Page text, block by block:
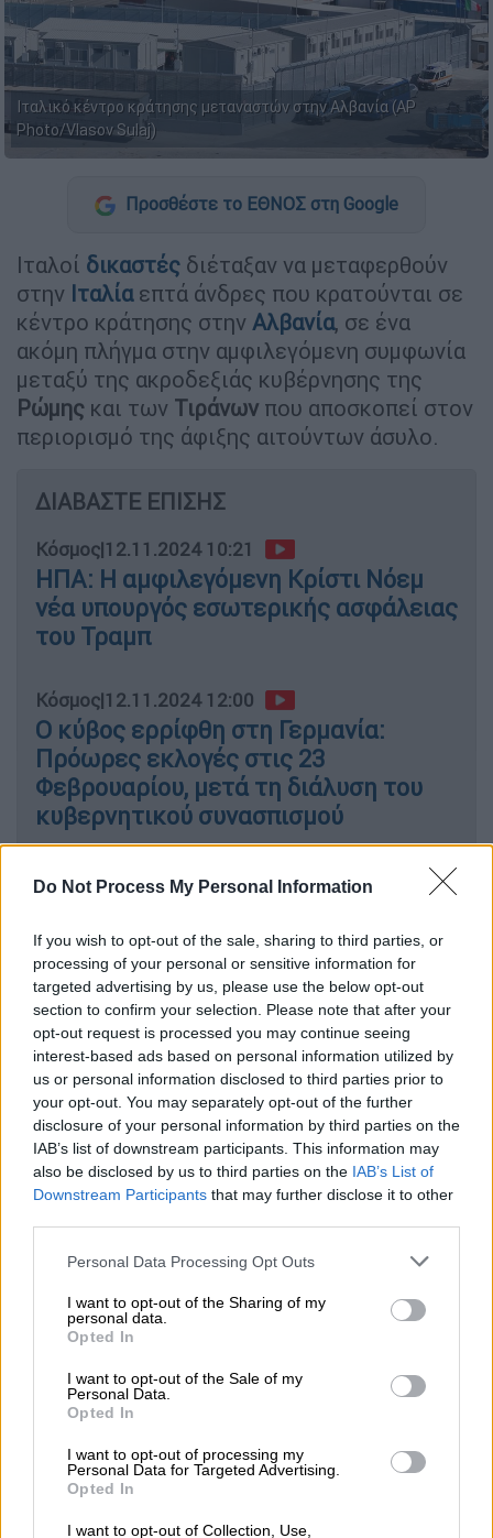
Do Not Process My Personal Information
If you wish to opt-out of the sale, sharing to third parties, or
processing of your personal or sensitive information for
targeted advertising by us, please use the below opt-out
section to confirm your selection. Please note that after your
opt-out request is processed you may continue seeing
interest-based ads based on personal information utilized by
us or personal information disclosed to third parties prior to
your opt-out. You may separately opt-out of the further
disclosure of your personal information by third parties on the
IAB’s list of downstream participants. This information may
also be disclosed by us to third parties on the IAB’s List of
Downstream Participants that may further disclose it to other
Please note that this website/app uses one or more Google
not limited to your visit or usage behaviour. You may click to
grant or deny consent to Google and its third-party tags to
use your data for below specified purposes in below Google
consent section.
Personal Data Processing Opt Outs
I want to opt-out of the Sharing of my
personal data.
Opted In
I want to opt-out of the Sale of my
Personal Data.
Opted In
I want to opt-out of processing my
Personal Data for Targeted Advertising.
Opted In
I want to opt-out of Collection, Use,
Ιταλικό κέντρο κράτησης μεταναστών στην Αλβανία (AP
Photo/Vlasov Sulaj)
Προσθέστε το ΕΘΝΟΣ στη Google
Ιταλοί δικαστές διέταξαν να μεταφερθούν
στην Ιταλία επτά άνδρες που κρατούνται σε
κέντρο κράτησης στην Αλβανία, σε ένα
ακόμη πλήγμα στην αμφιλεγόμενη συμφωνία
μεταξύ της ακροδεξιάς κυβέρνησης της
Ρώμης και των Τιράνων που αποσκοπεί στον
περιορισμό της άφιξης αιτούντων άσυλο.
ΔΙΑΒΑΣΤΕ ΕΠΙΣΗΣ
Κόσμος|12.11.2024 10:21
ΗΠΑ: Η αμφιλεγόμενη Κρίστι Νόεμ
νέα υπουργός εσωτερικής ασφάλειας
του Τραμπ
Κόσμος|12.11.2024 12:00
Ο κύβος ερρίφθη στη Γερμανία:
Πρόωρες εκλογές στις 23
Φεβρουαρίου, μετά τη διάλυση του
κυβερνητικού συνασπισμού
Shengjin με στρατιωτικό σκάφος την
Παρασκευή, αφού διασώθηκαν σε διεθνή
ύδατα ενώ προσπαθούσαν να φτάσουν στην
Ευρώπη.
Ηιταλική κυβέρνησηείχε υποστηρίξει ότι
όλοι θα έπρεπε να επιστραφούν στις
«ασφαλείς» χώρες καταγωγής τους, την
Αίγυπτοκαι το Μπαγκλαντές. Ένας άνδρας
που αρχικά είχε αποτελέσει μέρος της
ομάδας είχε ήδη μεταφερθεί στην Ιταλία
αφού κρίθηκε ευάλωτος.
Η απόφαση της Δευτέρας σηματοδότησε τη
δεύτερη φορά που Ιταλοί δικαστές διέταξαν
κράτησης στηνΑλβανία στην Ιταλία,
εγείροντας περαιτέρω ερωτήματα σχετικά
με τα σχέδια της ΕΕ να δημιουργήσει κέντρα
επεξεργασίας και κράτησης μεταναστών
εκτός του μπλοκ.